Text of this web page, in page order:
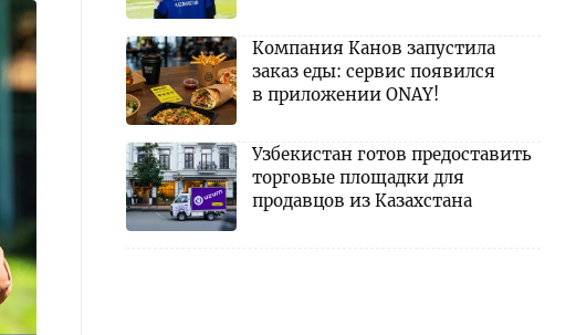
Компания Канов запустила
заказ еды: сервис появился
в приложении ONAY!
Узбекистан готов предоставить
торговые площадки для
продавцов из Казахстана